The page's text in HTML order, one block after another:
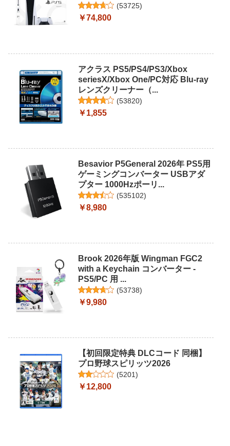
(53725)
￥74,800
アクラス PS5/PS4/PS3/Xbox
seriesX/Xbox One/PC対応 Blu-ray
レンズクリーナー（...
(53820)
￥1,855
Besavior P5General 2026年 PS5用
ゲーミングコンバーター USBアダ
プター 1000Hzポーリ...
(535102)
￥8,980
Brook 2026年版 Wingman FGC2
with a Keychain コンバーター -
PS5/PC 用 ...
(53738)
￥9,980
【初回限定特典 DLCコード 同梱】
プロ野球スピリッツ2026
(5201)
￥12,800